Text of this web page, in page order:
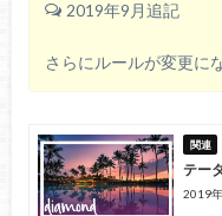
2019年9月追記
さらにルールが変更に
テー
2019